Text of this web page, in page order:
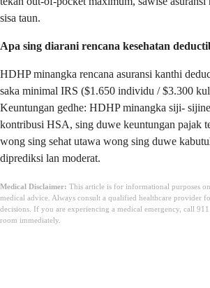
sisa taun.
Apa sing diarani rencana kesehatan
HDHP minangka rencana asuransi kanthi
saka minimal IRS ($1.650 individu / $3.300
Keuntungan gedhe: HDHP minangka siji-
kontribusi HSA, sing duwe keuntungan pajak
wong sing sehat utawa wong sing duwe
diprediksi lan moderat.
Medical Disclaimer: This article is for informational purposes
medical advice. Always consult a qualified healthcare provider
decisions. If you are experiencing a medical emergency, call
room immediately.